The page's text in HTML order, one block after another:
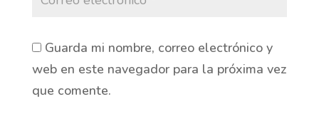
Guarda mi nombre, correo electrónico y
web en este navegador para la próxima vez
que comente.